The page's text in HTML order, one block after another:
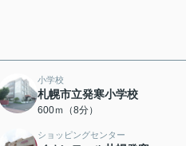
小学校
札幌市立発寒小学校
600ｍ（8分）
ショッピングセンター